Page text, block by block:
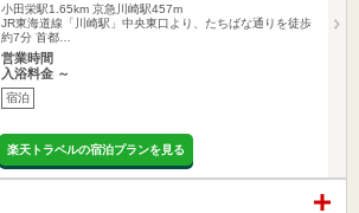
小田栄駅1.65km 京急川崎駅457m
JR東海道線「川崎駅」中央東口より、たちばな通りを徒歩
約7分 首都…
営業時間
入浴料金 ～
宿泊
楽天トラベルの宿泊プランを見る